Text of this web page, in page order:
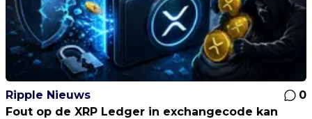
Ripple Nieuws
0
Fout op de XRP Ledger in exchangecode kan